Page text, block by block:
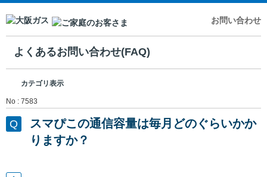
お問い合わせ
よくあるお問い合わせ(FAQ)
カテゴリ表示
No : 7583
スマぴこの通信容量は毎月どのぐらいかか
りますか？